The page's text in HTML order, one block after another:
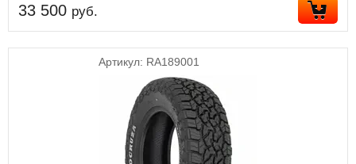
33 500 руб.
Артикул: RA189001